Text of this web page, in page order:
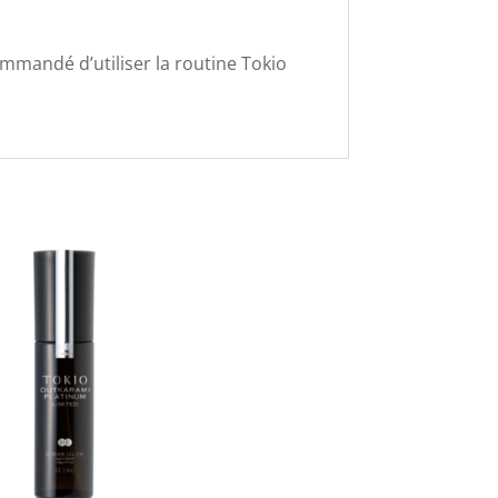
d’utiliser la routine Tokio